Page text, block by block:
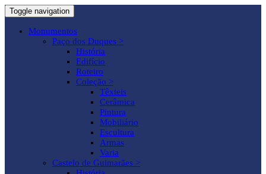
Toggle navigation
Monumentos
Paço dos Duques >
História
Edifício
Roteiro
Coleção >
Têxteis
Cerâmica
Pintura
Mobiliário
Escultura
Armas
Varia
Castelo de Guimarães >